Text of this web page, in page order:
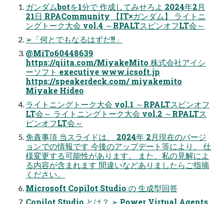
ガンダムbotを1分で 作成してみせろよ 2024年2月
21日 RPACommunity 【IT×ガンダム】 ライトニ
ングトーク大会 vol.4 ～RPALTスピンオフLT会～
➢「何とでもなるはずだ!!」
@MiTo60448639
https://qiita.com/MiyakeMito 株式会社アイシ
ーソフト executive www.icsoft.jp
https://speakerdeck.com/ miyakemito
Miyake Hideo
ライトニングトーク大会 vol.1 ～RPALTスピンオフ
LT会～ ライトニングトーク大会 vol.2 ～RPALTス
ピンオフLT会～
免責事項 当スライドは、 2024年 2月現在のバージ
ョンでの情報です 今後のアップデート等により、 仕
様変更する可能性があります。 また、私の見解によ
る内容が含まれます 間違いなどありましたらご指摘
ください。
Microsoft Copilot Studio の 生成型回答
Copilot Studio とは？ ➢ Power Virtual Agents